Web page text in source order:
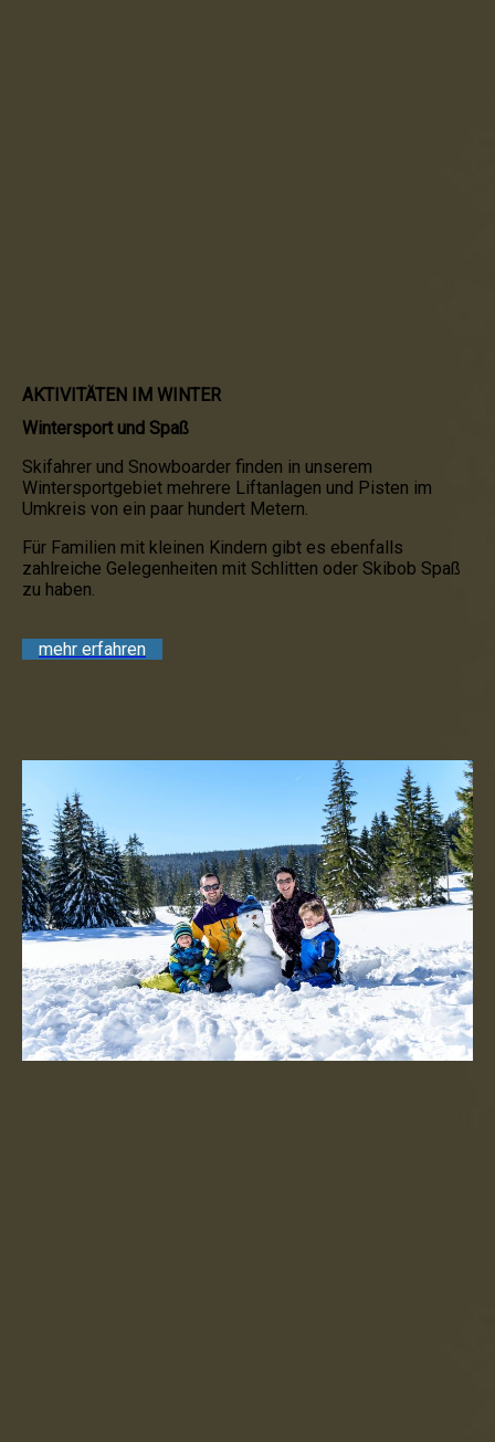
AKTIVITÄTEN IM WINTER
Wintersport und Spaß
Skifahrer und Snowboarder finden in unserem
Wintersportgebiet mehrere Liftanlagen und Pisten im
Umkreis von ein paar hundert Metern.
Für Familien mit kleinen Kindern gibt es ebenfalls
zahlreiche Gelegenheiten mit Schlitten oder Skibob Spaß
zu haben.
mehr erfahren